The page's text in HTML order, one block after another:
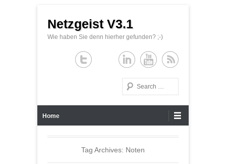
Netzgeist V3.1
Wie haben Sie denn hierher gefunden? ;-)
Search
Home
Tag Archives: Noten